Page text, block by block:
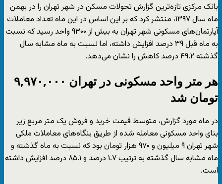
بانک مرکزی تازه‌ترین گزارش تحولات مسکن در شهر تهران را در بهمن
ماه سال ۱۳۹۷، منتشر کرد که بر این اساس در این ماه تعداد معاملات
آپارتمان‌های مسکونی شهر تهران به بیش از ۹۳۰۰ واحد رسید که نسبت
به ماه قبل ۳۹ درصد افزایش داشته، اما نسبت به ماه مشابه سال
گذشته ۴۹.۲ درصد کاهش را نشان می‌دهد.
هر متر واحد مسکونی در تهران ۹,۹۷۰,۰۰۰
تومان شد
در ماه مورد گزارش، متوسط قیمت خرید و فروش یک متر مربع زیر
بنای واحد مسکونی معامله شده از طریق بنگاه‌های معاملات ملکی
شهر تهران ۹ میلیون و ۹۷۰ هزار تومان بود که نسبت به ماه گذشته و
ماه مشابه سال گذشته به ترتیب ۱.۷ درصد و ۸۵.۱ درصد افزایش داشته
است.